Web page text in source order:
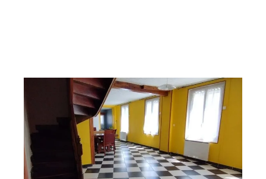
BRIONNE 27
, 3 pièces
Ref : 5932
Maison à louer
765 €
par mois charges comprises